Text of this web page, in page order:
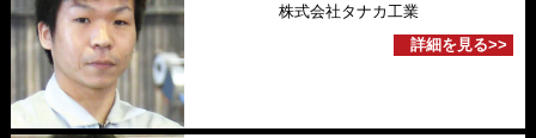
株式会社タナカ工業
詳細を見る>>